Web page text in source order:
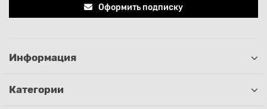
Оформить подписку
Информация
Категории